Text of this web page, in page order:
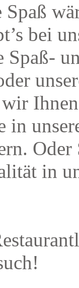
bei
Spaß-
in
in